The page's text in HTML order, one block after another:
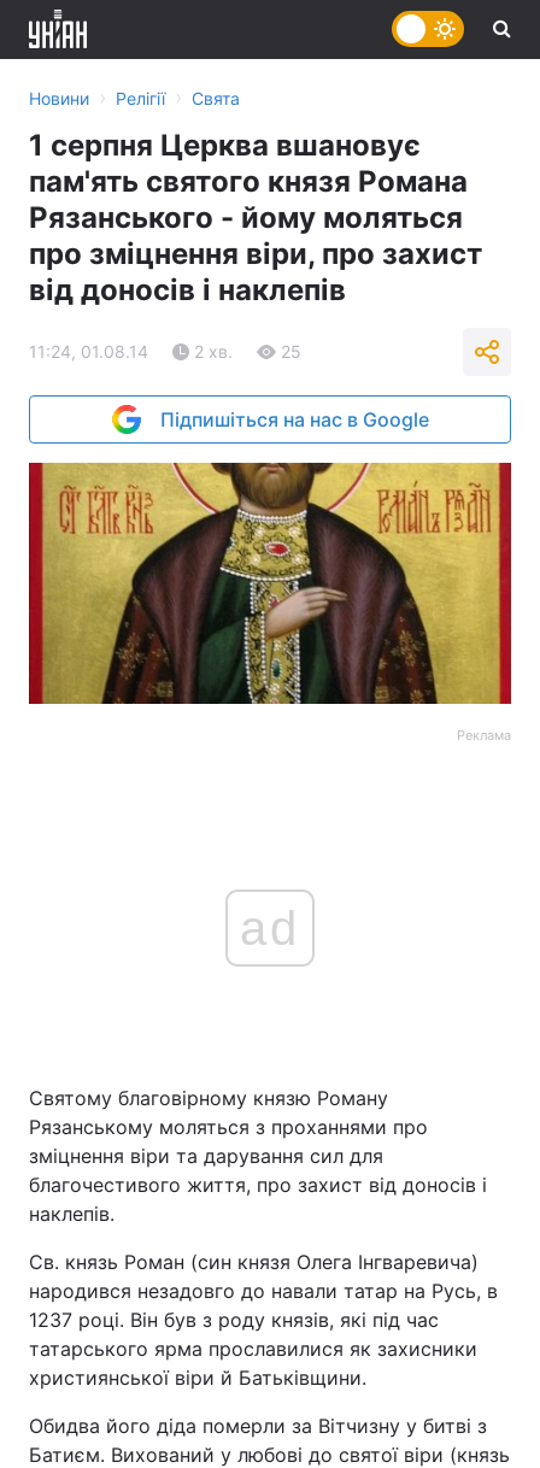
Головна Війна
Економіка Світ
Спорт Наука
Лайт
Зброя Інциденти
Новини › Релігії › Свята
1 серпня Церква вшановує
пам'ять святого князя Романа
Рязанського - йому моляться
про зміцнення віри, про захист
від доносів і наклепів
11:24, 01.08.14 2 хв. 25
Підпишіться на нас в Google
Реклама
ad
Святому благовірному князю Роману
Рязанському моляться з проханнями про
зміцнення віри та дарування сил для
благочестивого життя, про захист від доносів і
наклепів.
Св. князь Роман (син князя Олега Інгваревича)
народився незадовго до навали татар на Русь, в
1237 році. Він був з роду князів, які під час
татарського ярма прославилися як захисники
християнської віри й Батьківщини.
Обидва його діда померли за Вітчизну у битві з
Батиєм. Вихований у любові до святої віри (князь